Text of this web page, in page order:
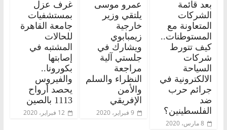
بعد قائمة
الشركات
المتعاونة مع
المستوطنات..
كيف تتورط
شركات
السياحة
الالكترونية في
جرائم حرب
ضد
الفلسطينين؟
8 مارس، 2020
عمرو موسى
يلتقي وزير
خارجية
زيمبابوي
ويشارك في
جلستي آلية
مراجعة
النظراء والسلم
والأمن
الإفريقي
9 فبراير، 2020
غرف عزل
بمستشفيات
جامعة القاهرة
للحالات
المشتبه في
إصابتها
بكورونا..
والفيروس
يحصد أرواح
1113 بالصين
12 فبراير، 2020